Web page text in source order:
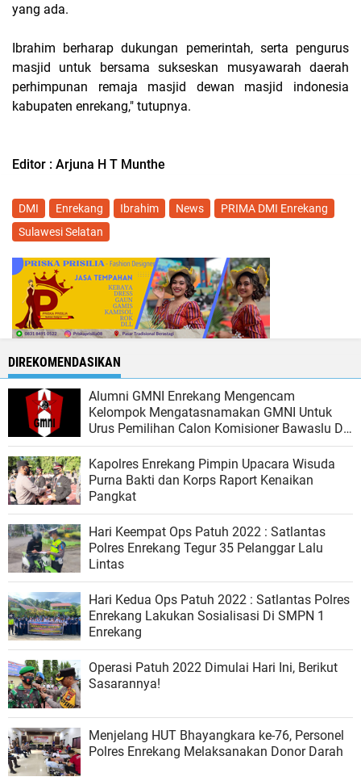
yang ada.
Ibrahim berharap dukungan pemerintah, serta pengurus
masjid untuk bersama sukseskan musyawarah daerah
perhimpunan remaja masjid dewan masjid indonesia
kabupaten enrekang," tutupnya.
Editor : Arjuna H T Munthe
DMI Enrekang Ibrahim News
PRIMA DMI Enrekang
Sulawesi Selatan
DIREKOMENDASIKAN
Alumni GMNI Enrekang Mengencam
Kelompok Mengatasnamakan GMNI Untuk
Urus Pemilihan Calon Komisioner Bawaslu Di
Enrekang
Kapolres Enrekang Pimpin Upacara Wisuda
Purna Bakti dan Korps Raport Kenaikan
Pangkat
Hari Keempat Ops Patuh 2022 : Satlantas
Polres Enrekang Tegur 35 Pelanggar Lalu
Lintas
Hari Kedua Ops Patuh 2022 : Satlantas Polres
Enrekang Lakukan Sosialisasi Di SMPN 1
Enrekang
Operasi Patuh 2022 Dimulai Hari Ini, Berikut
Sasarannya!
Menjelang HUT Bhayangkara ke-76, Personel
Polres Enrekang Melaksanakan Donor Darah